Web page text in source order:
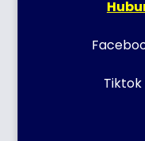
Tiktok